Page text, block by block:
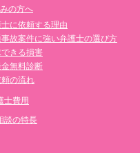
の方へ
に依頼する理由
故案件に強い弁護士の選び方
きる損害
無料診断
頼の流れ
士費用
談の特長